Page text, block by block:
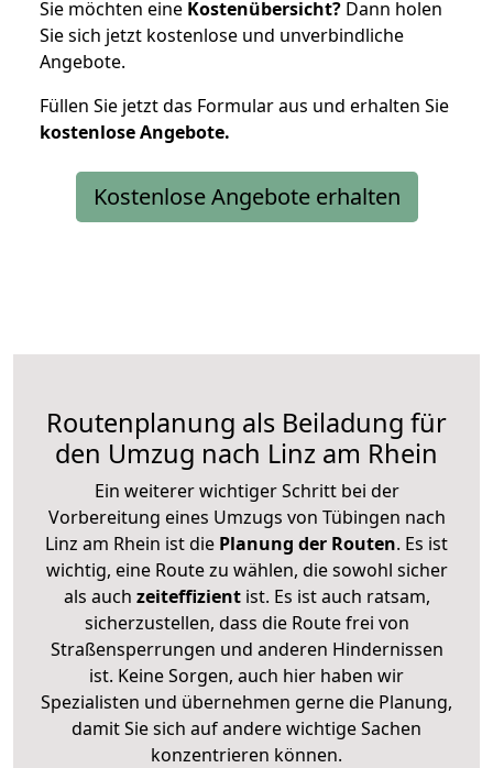
Sie möchten eine Kostenübersicht? Dann holen
Sie sich jetzt kostenlose und unverbindliche
Angebote.
Füllen Sie jetzt das Formular aus und erhalten Sie
kostenloseAngebote.
Kostenlose Angebote erhalten
Routenplanung als Beiladung für
den Umzug nach Linz am Rhein
Ein weiterer wichtiger Schritt bei der
Vorbereitung eines Umzugs von Tübingen nach
Linz am Rhein ist die Planung der Routen. Es ist
wichtig, eine Route zu wählen, die sowohl sicher
als auch zeiteffizientist. Es ist auch ratsam,
sicherzustellen, dass die Route frei von
Straßensperrungen und anderen Hindernissen
ist. Keine Sorgen, auch hier haben wir
Spezialisten und übernehmen gerne die Planung,
damit Sie sich auf andere wichtige Sachen
konzentrieren können.